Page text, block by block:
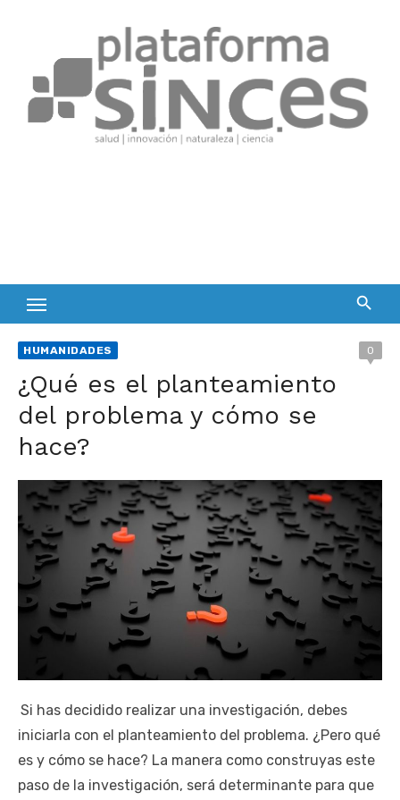
content
HUMANIDADES 0
¿Qué es el planteamiento
del problema y cómo se
hace?
Si has decidido realizar una investigación, debes
iniciarla con el planteamiento del problema. ¿Pero qué
es y cómo se hace? La manera como construyas este
paso de la investigación, será determinante para que